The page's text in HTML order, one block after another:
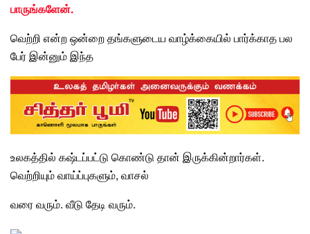
பாருங்களேன்.
வெற்றி என்ற ஒன்றை தங்களுடைய வாழ்க்கையில் பார்க்காத பல
பேர் இன்னும் இந்த
உலகத்தில் கஷ்டப்பட்டு கொண்டு தான் இருக்கின்றார்கள்.
வெற்றியும் வாய்ப்புகளும், வாசல்
வரை வரும். வீடு தேடி வரும்.